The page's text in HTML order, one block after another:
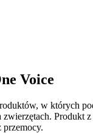
Voice
w których
Produkt
przemocy.